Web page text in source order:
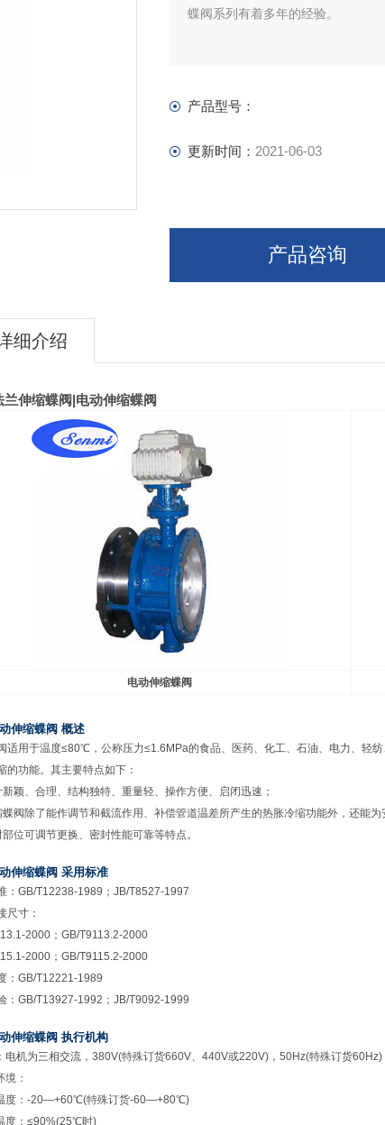
蝶阀系列有着多年的经验。
产品型号：
更新时间： 2021-06-03
产品咨询
细介绍
兰伸缩蝶阀|电动伸缩蝶阀
电动伸缩蝶阀
伸缩蝶阀 概述
适用于温度≤80℃，公称压力≤1.6MPa的食品、医药、化工、石油、电力、轻
的功能。其主要特点如下：
新颖、合理、结构独特、重量轻、操作方便、启闭迅速；
阀除了能作调节和截流作用、补偿管道温差所产生的热胀冷缩功能外，还能为
位可调节更换、密封性能可靠等特点。
伸缩蝶阀 采用标准
：GB/T12238-1989；JB/T8527-1997
尺寸：
2000；GB/T9113.2-2000
2000；GB/T9115.2-2000
：GB/T12221-1989
：GB/T13927-1992；JB/T9092-1999
伸缩蝶阀 执行机构
电机为三相交流，380V(特殊订货660V、440V或220V)，50Hz(特殊订货
境：
度：-20—+60℃(特殊订货-60—+80℃)
度：≤90%(25℃时)